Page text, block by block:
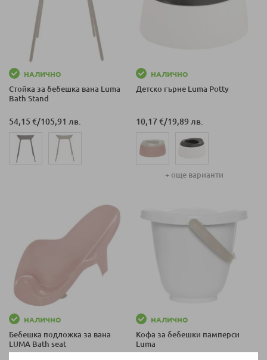
НАЛИЧНО
Стойка за бебешка вана Luma
Bath Stand
54,15 €/105,91 лв.
НАЛИЧНО
Детско гърне Luma Potty
10,17 €/19,89 лв.
+ още варианти
НАЛИЧНО
Бебешка подложка за вана
LUMA Bath seat
НАЛИЧНО
Кофа за бебешки памперси
Luma